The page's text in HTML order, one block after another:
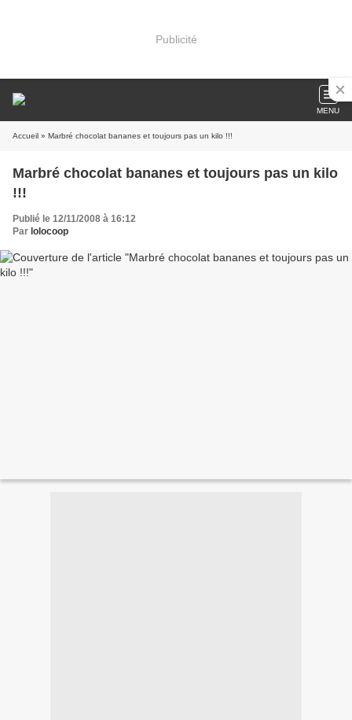
Publicité
MENU
Accueil » Marbré chocolat bananes et toujours pas un kilo !!!
Marbré chocolat bananes et toujours pas un kilo
!!!
Publié le 12/11/2008 à 16:12
Par lolocoop